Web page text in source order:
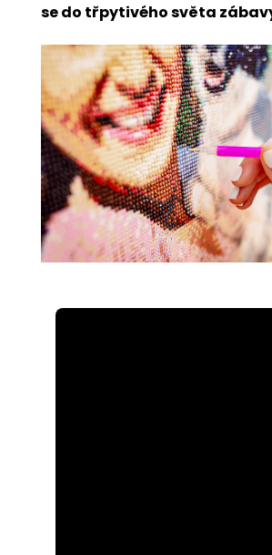
se do třpytivého světa